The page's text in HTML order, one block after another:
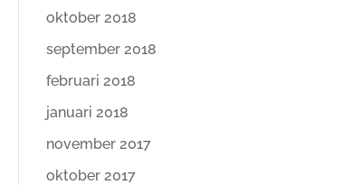
oktober 2018
september 2018
februari 2018
januari 2018
november 2017
oktober 2017